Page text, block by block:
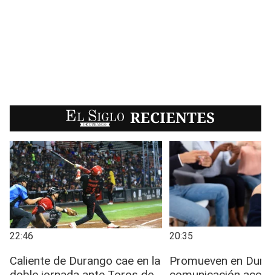
EL SIGLO RECIENTES